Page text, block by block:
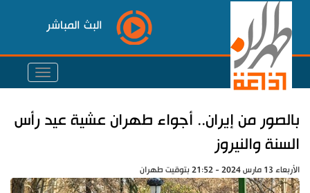
البث المباشر
بالصور من إيران.. أجواء طهران عشية عيد رأس
السنة والنيروز
الأربعاء 13 مارس 2024 - 21:52 بتوقيت طهران